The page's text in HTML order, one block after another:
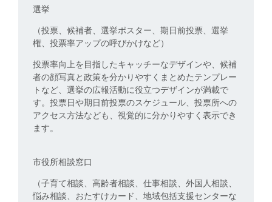
選挙
（投票、候補者、選挙ポスター、期日前投票、選挙
権、投票率アップの呼びかけなど）
投票率向上を目指したキャッチーなデザインや、候補
者の顔写真と政策を分かりやすくまとめたテンプレー
トなど、選挙の広報活動に役立つデザインが満載で
す。投票日や期日前投票のスケジュール、投票所への
アクセス方法なども、視覚的に分かりやすく表示でき
ます。
市役所相談窓口
（子育て相談、高齢者相談、仕事相談、外国人相談、
悩み相談、おたすけカード、地域包括支援センターな